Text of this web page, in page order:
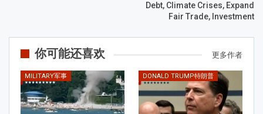
Debt, Climate Crises, Expand
Fair Trade, Investment
你可能还喜欢 更多作者
MILITARY军事 DONALD TRUMP特朗普